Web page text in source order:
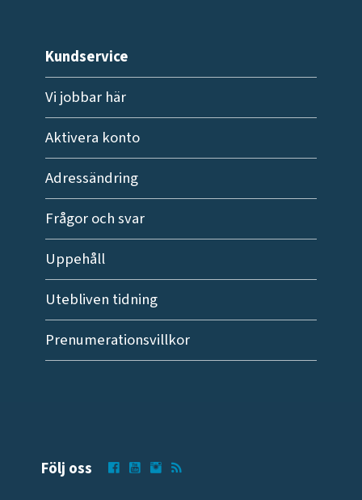
Kundservice
Vi jobbar här
Aktivera konto
Adressändring
Frågor och svar
Uppehåll
Utebliven tidning
Prenumerationsvillkor
Följ oss